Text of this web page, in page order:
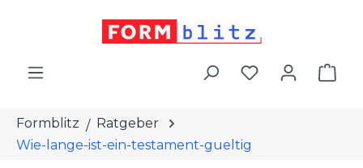
Formblitz
Ratgeber
Wie-lange-ist-ein-testament-gueltig